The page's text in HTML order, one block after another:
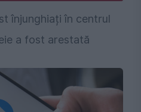
înjunghiați în centrul
a fost arestată